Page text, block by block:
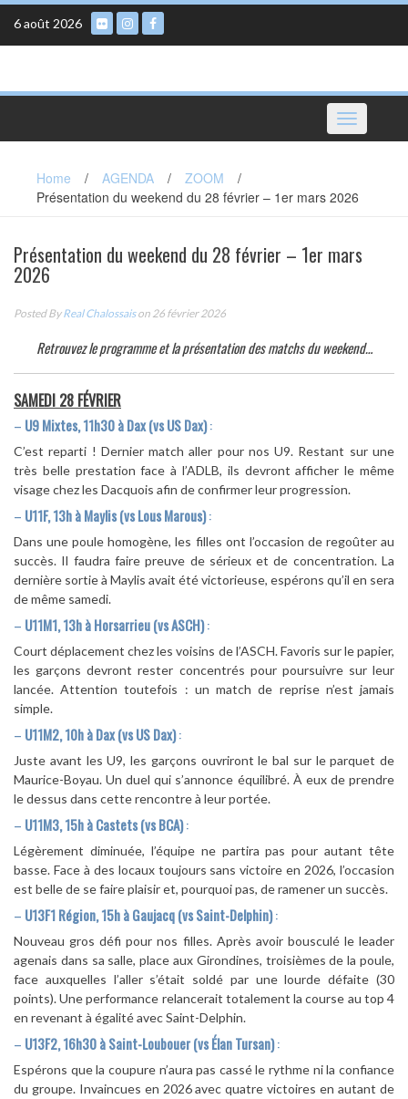
Skip
content
6 août 2026
Toggle
navigation
Home / AGENDA / ZOOM
/
Présentation du weekend du 28 février – 1er mars 2026
Présentation du weekend du 28 février – 1er mars
2026
Posted ByReal Chalossaison 26 février 2026
Retrouvez le programme et la présentation des matchs du weekend…
SAMEDI 28 FÉVRIER
– U9 Mixtes, 11h30 à Dax (vs US Dax):
C’est reparti ! Dernier match aller pour nos U9. Restant sur une
très belle prestation face à l’ADLB, ils devront afficher le même
visage chez les Dacquois afin de confirmer leur progression.
– U11F, 13h à Maylis (vs Lous Marous):
Dans une poule homogène, les filles ont l’occasion de regoûter au
succès. Il faudra faire preuve de sérieux et de concentration. La
dernière sortie à Maylis avait été victorieuse, espérons qu’il en sera
de même samedi.
– U11M1, 13h à Horsarrieu (vs ASCH):
Court déplacement chez les voisins de l’ASCH. Favoris sur le papier,
les garçons devront rester concentrés pour poursuivre sur leur
lancée. Attention toutefois : un match de reprise n’est jamais
simple.
– U11M2, 10h à Dax (vs US Dax):
Juste avant les U9, les garçons ouvriront le bal sur le parquet de
Maurice-Boyau. Un duel qui s’annonce équilibré. À eux de prendre
le dessus dans cette rencontre à leur portée.
– U11M3, 15h à Castets (vs BCA):
Légèrement diminuée, l’équipe ne partira pas pour autant tête
basse. Face à des locaux toujours sans victoire en 2026, l’occasion
est belle de se faire plaisir et, pourquoi pas, de ramener un succès.
– U13F1 Région, 15h à Gaujacq (vs Saint-Delphin):
Nouveau gros défi pour nos filles. Après avoir bousculé le leader
agenais dans sa salle, place aux Girondines, troisièmes de la poule,
face auxquelles l’aller s’était soldé par une lourde défaite (30
points). Une performance relancerait totalement la course au top 4
en revenant à égalité avec Saint-Delphin.
– U13F2, 16h30 à Saint-Loubouer (vs Élan Tursan):
Espérons que la coupure n’aura pas cassé le rythme ni la confiance
du groupe. Invaincues en 2026 avec quatre victoires en autant de